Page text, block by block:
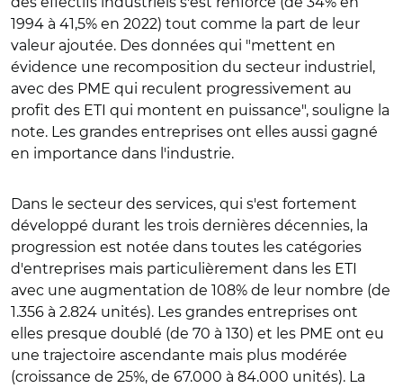
1994 à 41,5% en 2022) tout comme la part de leur
valeur ajoutée. Des données qui "mettent en
évidence une recomposition du secteur industriel,
avec des PME qui reculent progressivement au
profit des ETI qui montent en puissance", souligne la
note. Les grandes entreprises ont elles aussi gagné
en importance dans l'industrie.
Dans le secteur des services, qui s'est fortement
développé durant les trois dernières décennies, la
progression est notée dans toutes les catégories
d'entreprises mais particulièrement dans les ETI
avec une augmentation de 108% de leur nombre (de
1.356 à 2.824 unités). Les grandes entreprises ont
elles presque doublé (de 70 à 130) et les PME ont eu
une trajectoire ascendante mais plus modérée
(croissance de 25%, de 67.000 à 84.000 unités). La